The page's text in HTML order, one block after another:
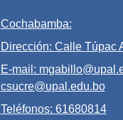
Cochabamba:
Dirección: Calle Túpac
E-mail:
csucre@upal.edu.bo
Teléfonos: 61680814